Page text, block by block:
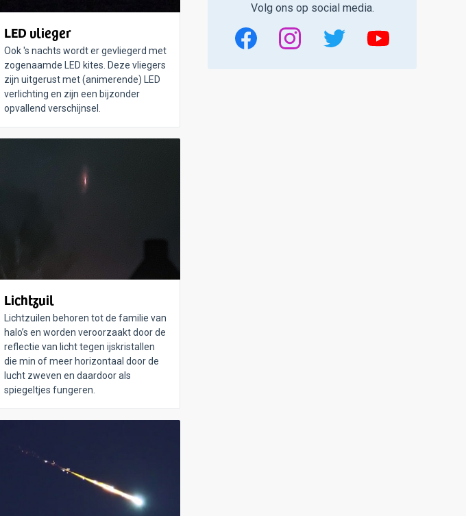
LED vlieger
Ook 's nachts wordt er gevliegerd met
zogenaamde LED kites. Deze vliegers
zijn uitgerust met (animerende) LED
verlichting en zijn een bijzonder
opvallend verschijnsel.
Lichtzuil
Lichtzuilen behoren tot de familie van
halo’s en worden veroorzaakt door de
reflectie van licht tegen ijskristallen
die min of meer horizontaal door de
lucht zweven en daardoor als
spiegeltjes fungeren.
Volg ons op social media.